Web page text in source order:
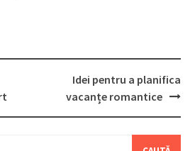
Idei pentru a planifica
vacanțe romantice